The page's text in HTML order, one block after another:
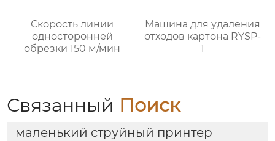
Скорость линии
односторонней
обрезки 150 м/мин
Машина для удаления
отходов картона RYSP-
1
Связанный Поиск
маленький струйный принтер